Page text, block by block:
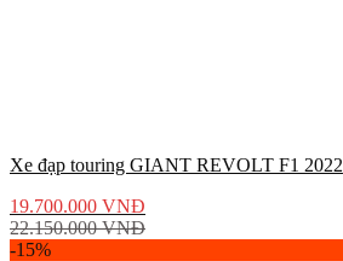
Xe đạp touring GIANT REVOLT F1 2022
19.700.000 VNĐ
22.150.000VNĐ
-15%